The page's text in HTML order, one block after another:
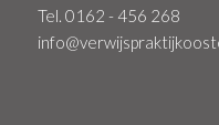
Tel. 0162 - 456 268